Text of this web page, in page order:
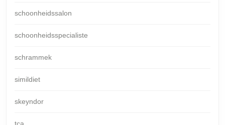
schoonheidssalon
schoonheidsspecialiste
schrammek
simildiet
skeyndor